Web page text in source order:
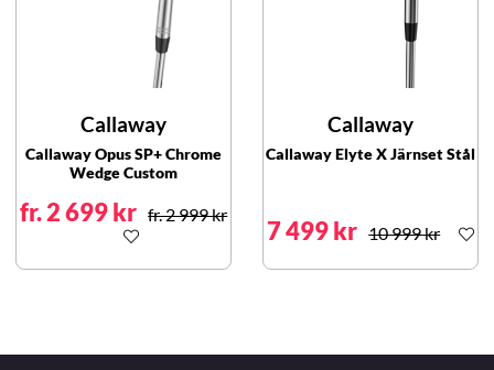
Callaway
Callaway Opus SP+ Chrome
Wedge Custom
fr. 2 699 kr fr. 2 999 kr
Callaway
Callaway Elyte X Järnset Stål
7 499 kr 10 999 kr